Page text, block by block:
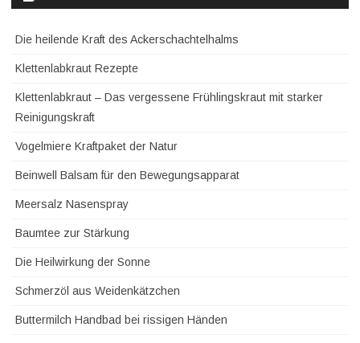
Die heilende Kraft des Ackerschachtelhalms
Klettenlabkraut Rezepte
Klettenlabkraut – Das vergessene Frühlingskraut mit starker
Reinigungskraft
Vogelmiere Kraftpaket der Natur
Beinwell Balsam für den Bewegungsapparat
Meersalz Nasenspray
Baumtee zur Stärkung
Die Heilwirkung der Sonne
Schmerzöl aus Weidenkätzchen
Buttermilch Handbad bei rissigen Händen